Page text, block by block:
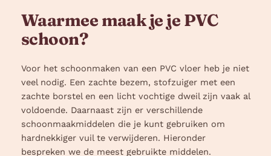
Waarmee maak je je PVC
schoon?
Voor het schoonmaken van een PVC vloer heb je niet
veel nodig. Een zachte bezem, stofzuiger met een
zachte borstel en een licht vochtige dweil zijn vaak al
voldoende. Daarnaast zijn er verschillende
schoonmaakmiddelen die je kunt gebruiken om
hardnekkiger vuil te verwijderen. Hieronder
bespreken we de meest gebruikte middelen.